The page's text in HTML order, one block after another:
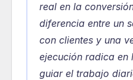
real en la
diferencia entre un
con clientes y una
ejecución radica
guiar el trabajo